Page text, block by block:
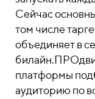
Сейчас
том числе
объединяет в
платформы
аудиторию по